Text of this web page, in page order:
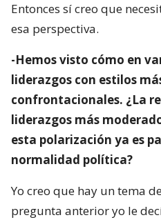
Entonces sí creo que
esa perspectiva.
-Hemos visto cómo en
liderazgos con estilos
confrontacionales. ¿La
liderazgos más
esta polarización ya es
normalidad política?
Yo creo que hay un tema
pregunta anterior yo le